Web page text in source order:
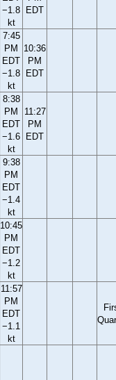
−1.8
kt
EDT
7:45
PM
EDT
−1.8
kt
10:36
PM
EDT
8:38
PM
EDT
−1.6
kt
11:27
PM
EDT
9:38
PM
EDT
−1.4
kt
10:45
PM
EDT
−1.2
kt
11:57
PM
EDT
−1.1
kt